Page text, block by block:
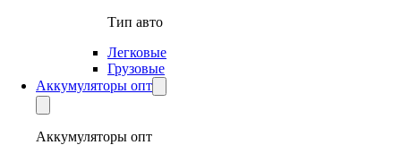
Тип авто
Легковые
Грузовые
Аккумуляторы опт
Аккумуляторы опт